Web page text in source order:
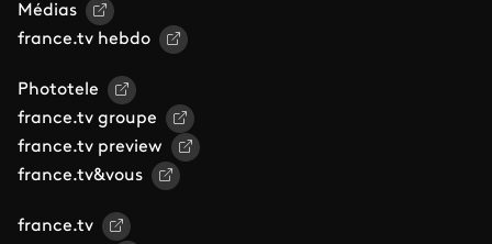
Médias
france.tv hebdo
Phototele
france.tv groupe
france.tv preview
france.tv&vous
france.tv